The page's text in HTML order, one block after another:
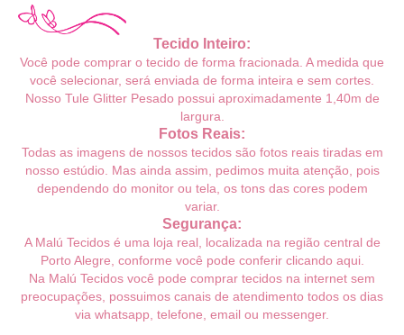
Tecido Inteiro:
Você pode comprar o tecido de forma fracionada. A medida que
você selecionar, será enviada de forma inteira e sem cortes.
Nosso Tule GlitterPesado possuiaproximadamente 1,40m de
largura.
Fotos Reais:
Todas as imagens de nossos tecidos são fotos reais tiradas em
nosso estúdio. Mas ainda assim, pedimos muita atenção, pois
dependendo do monitor ou tela, os tons das cores podem
variar.
Segurança:
A Malú Tecidos é uma loja real, localizada na região central de
Porto Alegre, conforme você pode conferir clicando aqui.
Na Malú Tecidos você pode comprar tecidos na internet sem
preocupações, possuimos canais de atendimento todos os dias
via whatsapp, telefone, email ou messenger.